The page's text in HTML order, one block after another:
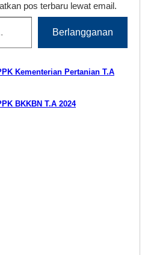
pos terbaru lewat email.
Berlangganan
Kementerian Pertanian T.A
BKKBN T.A 2024